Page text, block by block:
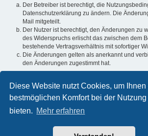
Diese Website nutzt Cookies, um Ihnen
bestmöglichen Komfort bei der Nutzung
bieten. Mehr erfahren
Der Betreiber ist berechtigt, die
Datenschutzerklärung zu ändern. Die
Mail mitgeteilt.
Der Nutzer ist berechtigt, den Änderungen zu
des Widerspruchs erlischt das zwischen dem
bestehende Vertragsverhältnis mit sofortiger
Die Änderungen gelten als anerkannt und
den Änderungen zugestimmt hat.
Informationen über den Umgang mit Ihren
in der Datenschutzerklärung enthalten.
Foren-Übersicht